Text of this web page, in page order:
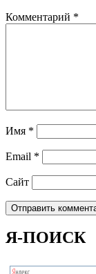
Комментарий *
Имя *
Email *
Сайт
Я-ПОИСК